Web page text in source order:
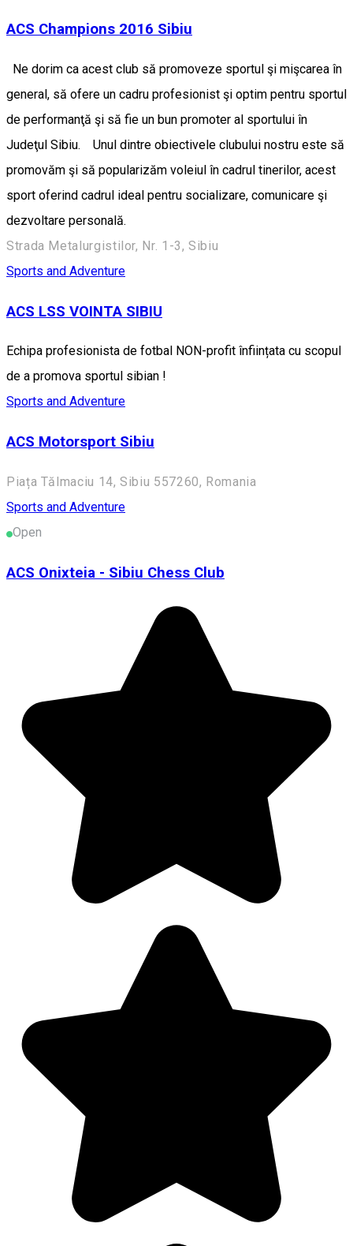
ACS Champions 2016 Sibiu
Ne dorim ca acest club să promoveze sportul şi mişcarea în
general, să ofere un cadru profesionist şi optim pentru sportul
de performanţă şi să fie un bun promoter al sportului în
Judeţul Sibiu. Unul dintre obiectivele clubului nostru este să
promovăm şi să popularizăm voleiul în cadrul tinerilor, acest
sport oferind cadrul ideal pentru socializare, comunicare şi
dezvoltare personală.
Strada Metalurgistilor, Nr. 1-3, Sibiu
Sports and Adventure
ACS LSS VOINTA SIBIU
Echipa profesionista de fotbal NON-profit înființata cu scopul
de a promova sportul sibian !
Sports and Adventure
ACS Motorsport Sibiu
Piața Tălmaciu 14, Sibiu 557260, Romania
Sports and Adventure
Open
ACS Onixteia - Sibiu Chess Club